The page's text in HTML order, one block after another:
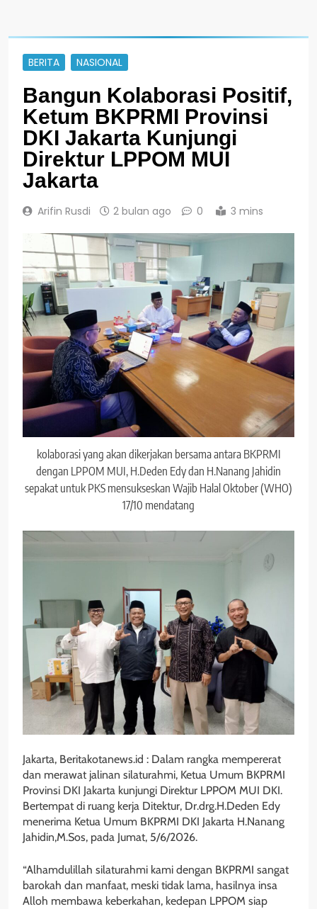
BERITA NASIONAL
Bangun Kolaborasi Positif,
Ketum BKPRMI Provinsi
DKI Jakarta Kunjungi
Direktur LPPOM MUI
Jakarta
Arifin Rusdi 2 bulan ago 0 3 mins
kolaborasi yang akan dikerjakan bersama antara BKPRMI
dengan LPPOM MUI, H.Deden Edy dan H.Nanang Jahidin
sepakat untuk PKS mensukseskan Wajib Halal Oktober (WHO)
17/10 mendatang
Jakarta, Beritakotanews.id : Dalam rangka mempererat
dan merawat jalinan silaturahmi, Ketua Umum BKPRMI
Provinsi DKI Jakarta kunjungi Direktur LPPOM MUI DKI.
Bertempat di ruang kerja Ditektur, Dr.drg.H.Deden Edy
menerima Ketua Umum BKPRMI DKI Jakarta H.Nanang
Jahidin,M.Sos, pada Jumat, 5/6/2026.
“Alhamdulillah silaturahmi kami dengan BKPRMI sangat
barokah dan manfaat, meski tidak lama, hasilnya insa
Alloh membawa keberkahan, kedepan LPPOM siap